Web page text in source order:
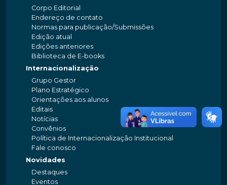
Corpo Editorial
Endereço de contato
Normas para publicação/Submissões
Edição atual
Edições anteriores
Biblioteca de E-books
Internacionalização
Grupo Gestor
Plano Estratégico
Orientações aos alunos
Editais
Notícias
Convênios
Política de Internacionalização Institucional
Fale conosco
Novidades
Destaques
Eventos